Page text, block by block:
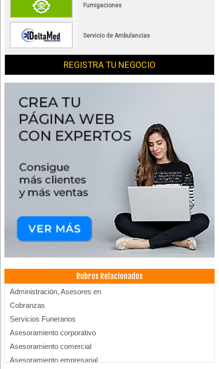
Fumigaciones
Servicio de Ambulancias
REGISTRA TU NEGOCIO
Rubros Relacionados
Administración, Asesores en
Cobranzas
Servicios Funerarios
Asesoramiento corporativo
Asesoramiento comercial
Asesoramiento empresarial